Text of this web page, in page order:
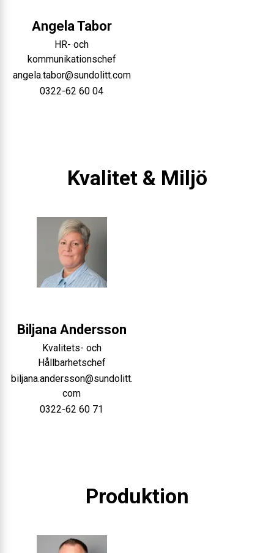
Angela Tabor
HR- och
kommunikationschef
angela.tabor@sundolitt.com
0322-62 60 04
Kvalitet & Miljö
Biljana Andersson
Kvalitets- och
Hållbarhetschef
biljana.andersson@sundolitt.
com
0322-62 60 71
Produktion